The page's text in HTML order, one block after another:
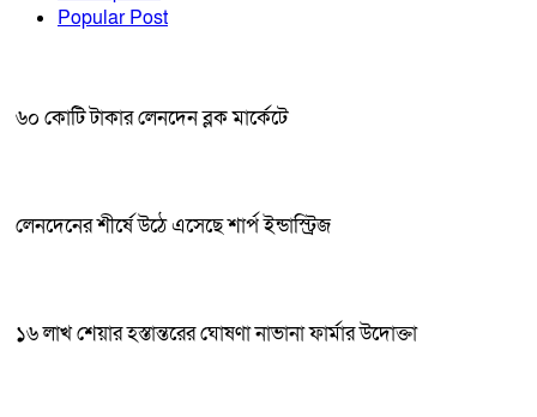
Popular Post
৬০ কোটি টাকার লেনদেন ব্লক মার্কেটে
লেনদেনের শীর্ষে উঠে এসেছে শার্প ইন্ডাস্ট্রিজ
১৬ লাখ শেয়ার হস্তান্তরের ঘোষণা নাভানা ফার্মার উদোক্তা